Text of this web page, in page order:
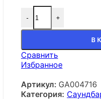
- +
В
Сравнить
Избранное
Артикул: GA004716
Категория: